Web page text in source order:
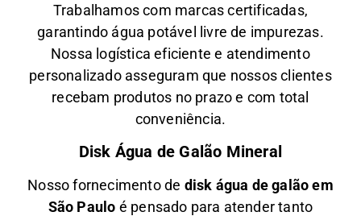
Trabalhamos com marcas certificadas,
garantindo água potável livre de impurezas.
Nossa logística eficiente e atendimento
personalizado asseguram que nossos clientes
recebam produtos no prazo e com total
conveniência.
Disk Água de Galão Mineral
Nosso fornecimento de disk água de galão em
São Paulo é pensado para atender tanto